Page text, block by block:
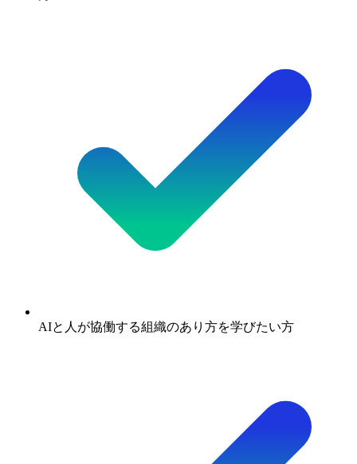
AIと人が協働する組織のあり方を学びたい方